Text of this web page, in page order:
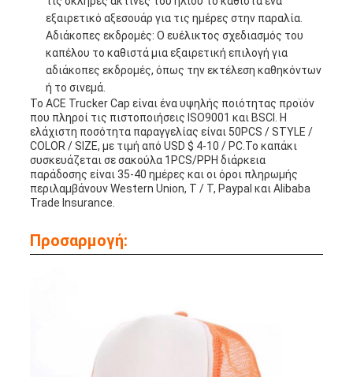
εξαιρετικό αξεσουάρ για τις ημέρες στην παραλία.
Αδιάκοπες εκδρομές: Ο ευέλικτος σχεδιασμός του
καπέλου το καθιστά μια εξαιρετική επιλογή για
αδιάκοπες εκδρομές, όπως την εκτέλεση καθηκόντων
ή το σινεμά.
Το ACE Trucker Cap είναι ένα υψηλής ποιότητας προϊόν
που πληροί τις πιστοποιήσεις ISO9001 και BSCI. Η
ελάχιστη ποσότητα παραγγελίας είναι 50PCS / STYLE /
COLOR / SIZE, με τιμή από USD $ 4-10 / PC.Το καπάκι
συσκευάζεται σε σακούλα 1PCS/PPΗ διάρκεια
παράδοσης είναι 35-40 ημέρες και οι όροι πληρωμής
περιλαμβάνουν Western Union, T / T, Paypal και Alibaba
Trade Insurance.
Προσαρμογή: